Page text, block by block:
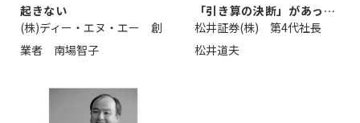
起きない
(株)ディー・エヌ・エー 創
業者 南場智子
「引き算の決断」があった
から
松井証券(株) 第4代社長
松井道夫